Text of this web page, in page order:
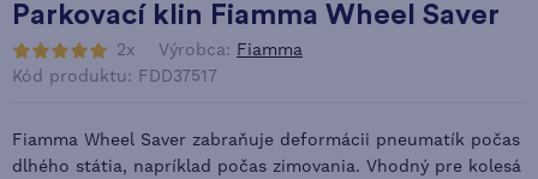
Parkovací klin Fiamma Wheel Saver
2x Výrobca: Fiamma
Kód produktu: FDD37517
Fiamma Wheel Saver zabraňuje deformácii pneumatík počas
dlhého státia, napríklad počas zimovania. Vhodný pre kolesá